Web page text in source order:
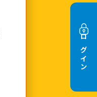
ログイン